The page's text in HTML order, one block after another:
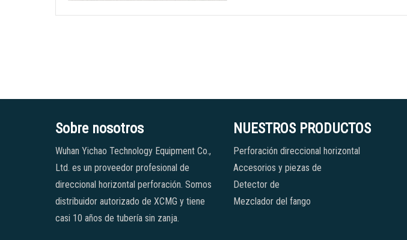
Sobre nosotros
Wuhan Yichao Technology Equipment Co.,
Ltd. es un proveedor profesional de
direccional horizontal perforación. Somos
distribuidor autorizado de XCMG y tiene
casi 10 años de tubería sin zanja.
NUESTROS PRODUCTOS
Perforación direccional horizontal
Accesorios y piezas de
Detector de
Mezclador del fango